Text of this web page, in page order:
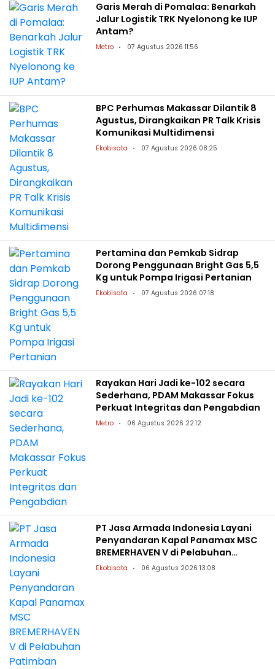
Garis Merah di Pomalaa: Benarkah
Jalur Logistik TRK Nyelonong ke IUP
Antam?
Metro 07 Agustus 2026 11:56
BPC Perhumas Makassar Dilantik 8
Agustus, Dirangkaikan PR Talk Krisis
Komunikasi Multidimensi
Ekobisata 07 Agustus 2026 08:25
Pertamina dan Pemkab Sidrap
Dorong Penggunaan Bright Gas 5,5
Kg untuk Pompa Irigasi Pertanian
Ekobisata 07 Agustus 2026 07:18
Rayakan Hari Jadi ke-102 secara
Sederhana, PDAM Makassar Fokus
Perkuat Integritas dan Pengabdian
Metro 06 Agustus 2026 22:12
PT Jasa Armada Indonesia Layani
Penyandaran Kapal Panamax MSC
BREMERHAVEN V di Pelabuhan
Patimban
Ekobisata 06 Agustus 2026 13:08